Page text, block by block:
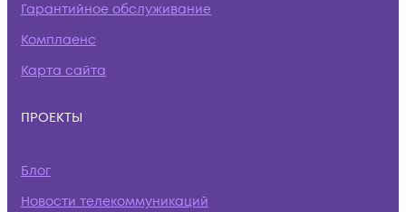
Гарантийное обслуживание
Комплаенс
Карта сайта
ПРОЕКТЫ
Блог
Новости телекоммуникаций